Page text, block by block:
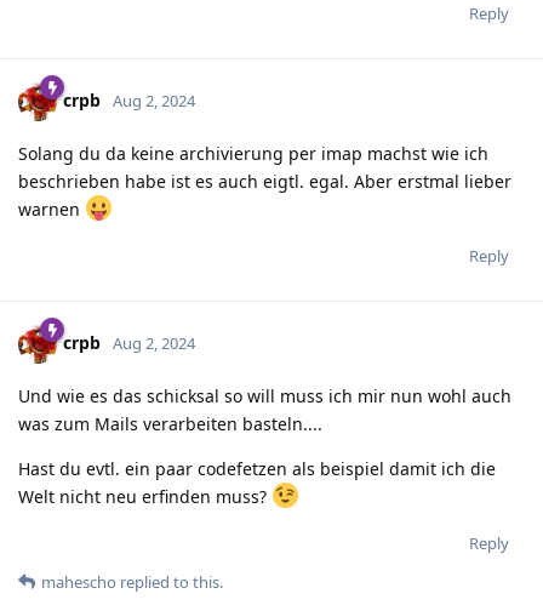
Reply
crpb Aug 2, 2024
Solang du da keine archivierung per imap machst wie ich
beschrieben habe ist es auch eigtl. egal. Aber erstmal lieber
warnen
Reply
crpb Aug 2, 2024
Und wie es das schicksal so will muss ich mir nun wohl auch
was zum Mails verarbeiten basteln....
Hast du evtl. ein paar codefetzen als beispiel damit ich die
Welt nicht neu erfinden muss?
Reply
mahescho replied to this.